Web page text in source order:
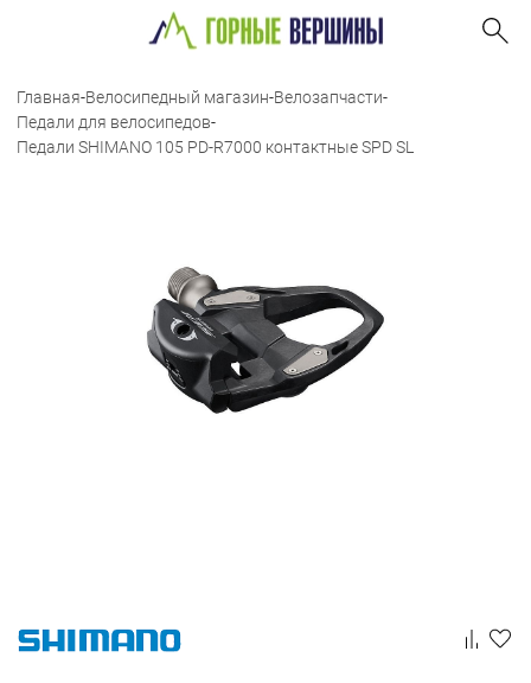
Главная-Велосипедный магазин-Велозапчасти-
Педали для велосипедов-
Педали SHIMANO 105 PD-R7000 контактные SPD SL